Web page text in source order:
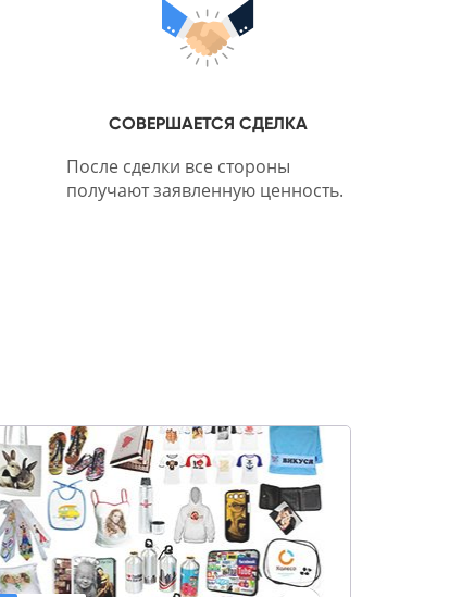
СОВЕРШАЕТСЯ СДЕЛКА
После сделки все стороны
получают заявленную ценность.